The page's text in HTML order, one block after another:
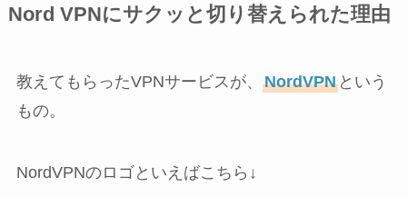
Nord VPNにサクッと切り替えられた理由
教えてもらったVPNサービスが、 NordVPNという
もの。
NordVPNのロゴといえばこちら↓